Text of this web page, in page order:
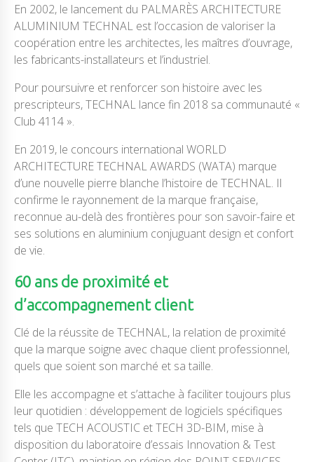
En 2002, le lancement du PALMARÈS ARCHITECTURE
ALUMINIUM TECHNAL est l’occasion de valoriser la
coopération entre les architectes, les maîtres d’ouvrage,
les fabricants-installateurs et l’industriel.
Pour poursuivre et renforcer son histoire avec les
prescripteurs, TECHNAL lance fin 2018 sa communauté «
Club 4114 ».
En 2019, le concours international WORLD
ARCHITECTURE TECHNAL AWARDS (WATA) marque
d’une nouvelle pierre blanche l’histoire de TECHNAL. Il
confirme le rayonnement de la marque française,
reconnue au-delà des frontières pour son savoir-faire et
ses solutions en aluminium conjuguant design et confort
de vie.
60 ans de proximité et
d’accompagnement client
Clé de la réussite de TECHNAL, la relation de proximité
que la marque soigne avec chaque client professionnel,
quels que soient son marché et sa taille.
Elle les accompagne et s’attache à faciliter toujours plus
leur quotidien : développement de logiciels spécifiques
tels que TECH ACOUSTIC et TECH 3D-BIM, mise à
disposition du laboratoire d’essais Innovation & Test